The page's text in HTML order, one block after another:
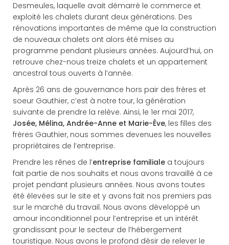
Desmeules, laquelle avait démarré le commerce et
exploité les chalets durant deux générations. Des
rénovations importantes de même que la construction
de nouveaux chalets ont alors été mises au
programme pendant plusieurs années. Aujourd’hui, on
retrouve chez-nous treize chalets et un appartement
ancestral tous ouverts à l’année.
Après 26 ans de gouvernance hors pair des frères et
soeur Gauthier, c’est à notre tour, la génération
suivante de prendre la relève. Ainsi, le 1er mai 2017,
Josée, Mélina, Andrée-Anne et Marie-Ève, les filles des
frères Gauthier, nous sommes devenues les nouvelles
propriétaires de l’entreprise.
Prendre les rênes de l’entreprise familiale a toujours
fait partie de nos souhaits et nous avons travaillé à ce
projet pendant plusieurs années. Nous avons toutes
été élevées sur le site et y avons fait nos premiers pas
sur le marché du travail. Nous avons développé un
amour inconditionnel pour l’entreprise et un intérêt
grandissant pour le secteur de l’hébergement
touristique. Nous avons le profond désir de relever le